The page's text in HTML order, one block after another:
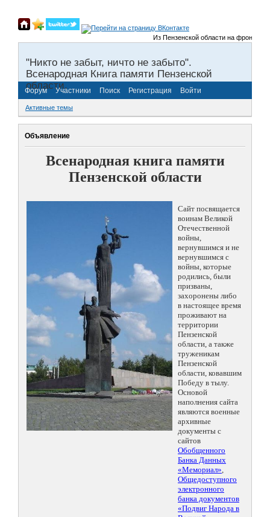
Из Пензенской области на фронты
"Никто не забыт, ничто не забыто".
Всенародная Книга памяти Пензенской
области.
Форум Участники Поиск Регистрация Войти
Активные темы
Объявление
Всенародная книга памяти
Пензенской области
Сайт посвящается
воинам Великой
Отечественной
войны,
вернувшимся и не
вернувшимся с
войны, которые
родились, были
призваны,
захоронены либо
в настоящее время
проживают на
территории
Пензенской
области, а также
труженикам
Пензенской
области, ковавшим
Победу в тылу.
Основой
наполнения сайта
являются военные
архивные
документы с
сайтов
Обобщенного
Банка Данных
«Мемориал»,
Общедоступного
электронного
банка документов
«Подвиг Народа в